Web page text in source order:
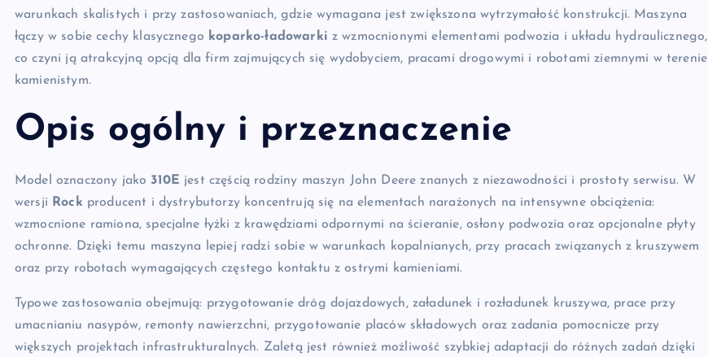
warunkach skalistych i przy zastosowaniach, gdzie wymagana jest zwiększona wytrzymałość konstrukcji. Maszyna
łączy w sobie cechy klasycznego koparko-ładowarki z wzmocnionymi elementami podwozia i układu hydraulicznego,
co czyni ją atrakcyjną opcją dla firm zajmujących się wydobyciem, pracami drogowymi i robotami ziemnymi w terenie
kamienistym.
Opis ogólny i przeznaczenie
Model oznaczony jako 310E jest częścią rodziny maszyn John Deere znanych z niezawodności i prostoty serwisu. W
wersji
Rock producent i dystrybutorzy koncentrują się na elementach narażonych na intensywne obciążenia:
wzmocnione ramiona, specjalne łyżki z krawędziami odpornymi na ścieranie, osłony podwozia oraz opcjonalne płyty
ochronne. Dzięki temu maszyna lepiej radzi sobie w warunkach kopalnianych, przy pracach związanych z kruszywem
oraz przy robotach wymagających częstego kontaktu z ostrymi kamieniami.
Typowe zastosowania obejmują: przygotowanie dróg dojazdowych, załadunek i rozładunek kruszywa, prace przy
umacnianiu nasypów, remonty nawierzchni, przygotowanie placów składowych oraz zadania pomocnicze przy
większych projektach infrastrukturalnych. Zaletą jest również możliwość szybkiej adaptacji do różnych zadań dzięki